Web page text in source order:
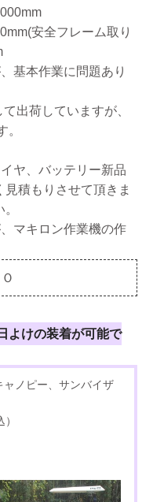
安全フレーム取り
基本作業に問題あり
出荷していますが、
。
ヤ、バッテリー新品
積もりさせて頂きま
マキロン作業機の作
よけの装着が可能で
ノピー、サンバイザ